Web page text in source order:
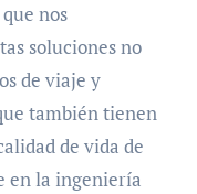
nos
soluciones no
de viaje y
también tienen
de vida de
en la ingeniería